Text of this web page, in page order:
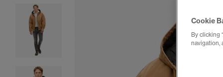
Cookie
By clicking
navigation,